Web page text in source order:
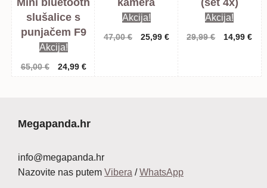
Mini bluetooth
slušalice s
punjačem F9
Akcija!
65,00€
Izvorna
24,99 €Trenutna
kamera
Akcija!
47,00€
Izvorna
25,99 €Trenutna
(set 4x)
Akcija!
29,99€
Izvorna
14,99€
Megapanda.hr
info@megapanda.hr
Nazovite nas putem Vibera /WhatsApp